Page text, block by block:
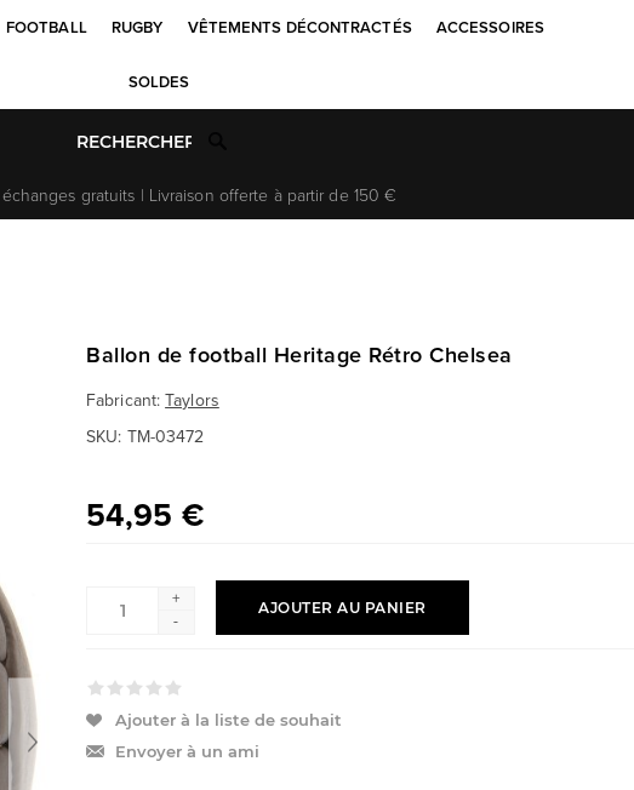
FOOTBALL RUGBY VÊTEMENTS DÉCONTRACTÉS ACCESSOIRES
SOLDES
gratuits | Livraison offerte à partir de 150 €
Ballon de football Heritage Rétro Chelsea
Fabricant:Taylors
SKU: TM-03472
54,95 €
+
-
AJOUTER AU PANIER
Ajouter à la liste de souhait
Envoyer à un ami